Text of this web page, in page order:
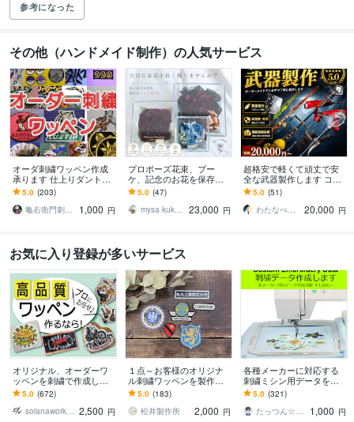
参考になった
その他（ハンドメイド制作）の人気サービス
オーダ刺繍ワッペン作成
承ります 仕上りダントツ
な亀右衛門刺しゅう工房
です。
5.0 (203)
亀右衛門刺しゅう工房
1,000 円
プロポーズ花束、ブー
ケ、記念のお花を保存し
ます 結婚式のブーケ、プ
ロポーズ花束…大切なお
花を長く楽しみたい方
5.0 (47)
mysa kukka_flower
23,000 円
超格安で軽くて頑丈で安
全な武器製作します コス
プレや舞台などでも使え
る武器をお作りします！
武器防具造形
5.0 (51)
わたなべせいや
20,000 円
お気に入り登録が多いサービス
オリジナル、オーダーワ
ッペンを刺繍で作成しま
す 特別な一品を。絵柄や
図案、画像を刺繍ワッペ
ンでお作りします。
5.0 (672)
solanaworks ソラナワークス 2,500 円
１点～お客様のオリジナ
ル刺繍ワッペンを製作し
ます 高品質なワッペンを
お手軽に :-)
5.0 (183)
松井製作所
2,000 円
各種メーカーに対応する
刺繍ミシン用データを作
ります ブラザー・ジャノ
メ・シンガー等オリジナ
ル刺繍データの作成
5.0 (321)
たっつん☆刺しゅうデータ作成
1,000 円